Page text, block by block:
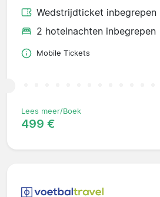
Wedstrijdticket inbegrepen
2 hotelnachten inbegrepen
Mobile Tickets
Lees meer/Boek
499 €